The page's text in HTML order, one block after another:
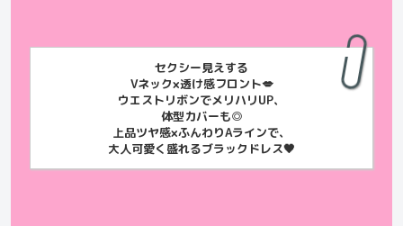
セクシー見えする
Vネック×透け感フロント💋
ウエストリボンでメリハリUP、
体型カバーも◎
上品ツヤ感×ふんわりAラインで、
大人可愛く盛れるブラックドレス🖤